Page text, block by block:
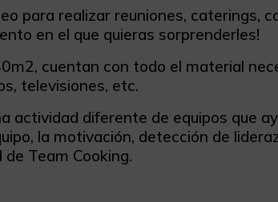
para realizar reuniones, caterings,
en el que quieras sorprenderles!
cuentan con todo el material
televisiones, etc.
actividad diferente de equipos que
la motivación, detección de
Team Cooking.